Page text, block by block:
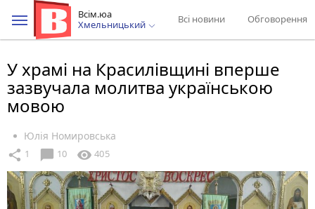
Всім.юа
Хмельницький
Всі новини Обговорення
У храмі на Красилівщині вперше
зазвучала молитва українською
мовою
Юлія Номировська
share 1 chat_bubble 10 visibility 405